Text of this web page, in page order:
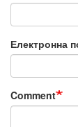
Електронна
Comment